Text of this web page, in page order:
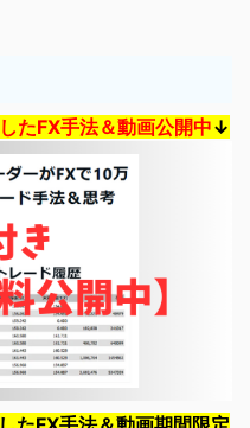
たFX手法＆動画公開中↓